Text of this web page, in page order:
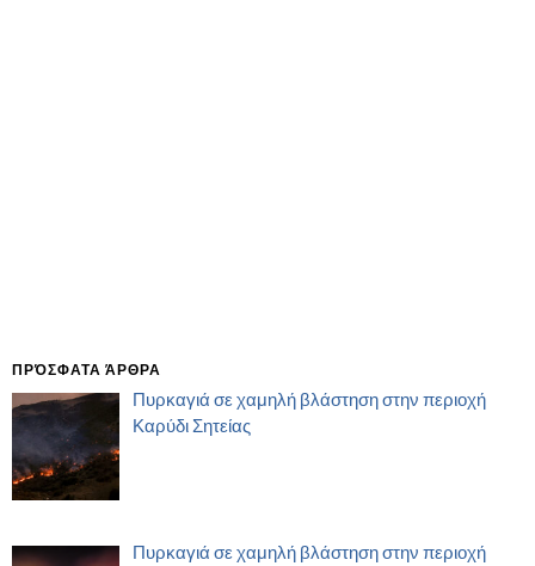
ΠΡΌΣΦΑΤΑ ΆΡΘΡΑ
Πυρκαγιά σε χαμηλή βλάστηση στην περιοχή
Καρύδι Σητείας
Πυρκαγιά σε χαμηλή βλάστηση στην περιοχή